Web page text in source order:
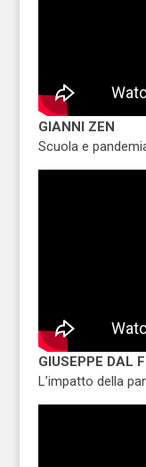
GIANNI ZEN
Scuola e
GIUSEPPE DAL
L’impatto della